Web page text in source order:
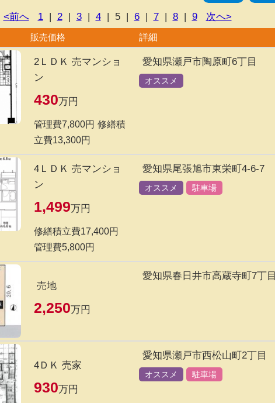
<前へ 1 | 2 | 3 | 4 | 5 | 6 | 7 | 8 | 9 次へ>
販売価格 詳細
2ＬＤＫ 売マンショ
ン
430万円
管理費7,800円 修繕積
立費13,300円
愛知県瀬戸市陶原町6丁目
オススメ
4ＬＤＫ 売マンショ
ン
1,499万円
修繕積立費17,400円
管理費5,800円
愛知県尾張旭市東栄町4-6-7
オススメ 駐車場
売地
2,250万円
愛知県春日井市高蔵寺町7丁目
4ＤＫ 売家
930万円
愛知県瀬戸市西松山町2丁目
オススメ 駐車場